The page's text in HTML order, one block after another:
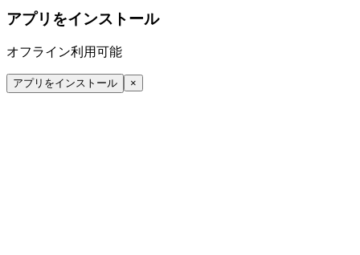
アプリをインストール
オフライン利用可能
アプリをインストール ×